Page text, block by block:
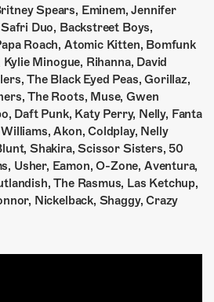
Spears, Eminem, Jennifer
Duo, Backstreet Boys,
Roach, Atomic Kitten, Bomfunk
Minogue, Rihanna, David
The Black Eyed Peas, Gorillaz,
The Roots, Muse, Gwen
Daft Punk, Katy Perry, Nelly, Fanta
Akon, Coldplay, Nelly
Shakira, Scissor Sisters, 50
Usher, Eamon, O-Zone, Aventura,
The Rasmus, Las Ketchup,
Nickelback, Shaggy, Crazy